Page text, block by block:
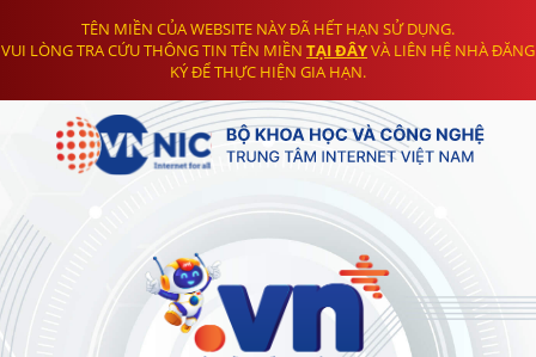
TÊN MIỀN CỦA WEBSITE NÀY ĐÃ HẾT HẠN SỬ DỤNG.
VUI LÒNG TRA CỨU THÔNG TIN TÊN MIỀN TẠI ĐÂYVÀ LIÊN HỆ NHÀ ĐĂNG
KÝ ĐỂ THỰC HIỆN GIA HẠN.